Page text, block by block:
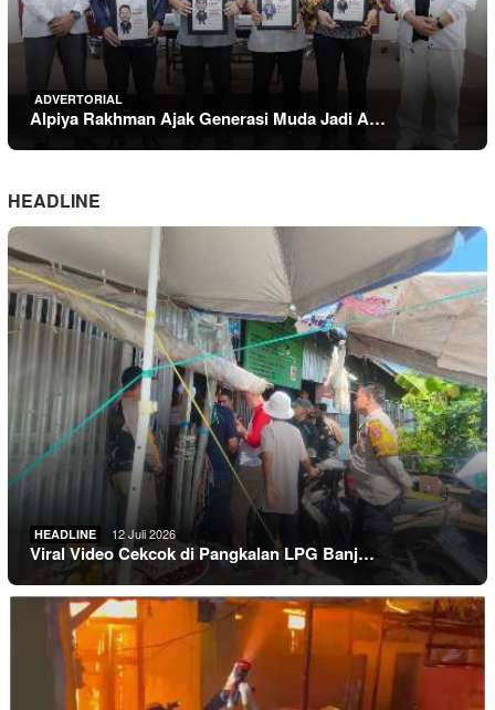
ADVERTORIAL
Alpiya Rakhman Ajak Generasi Muda Jadi A…
HEADLINE
HEADLINE 12 Juli 2026
Viral Video Cekcok di Pangkalan LPG Banj…